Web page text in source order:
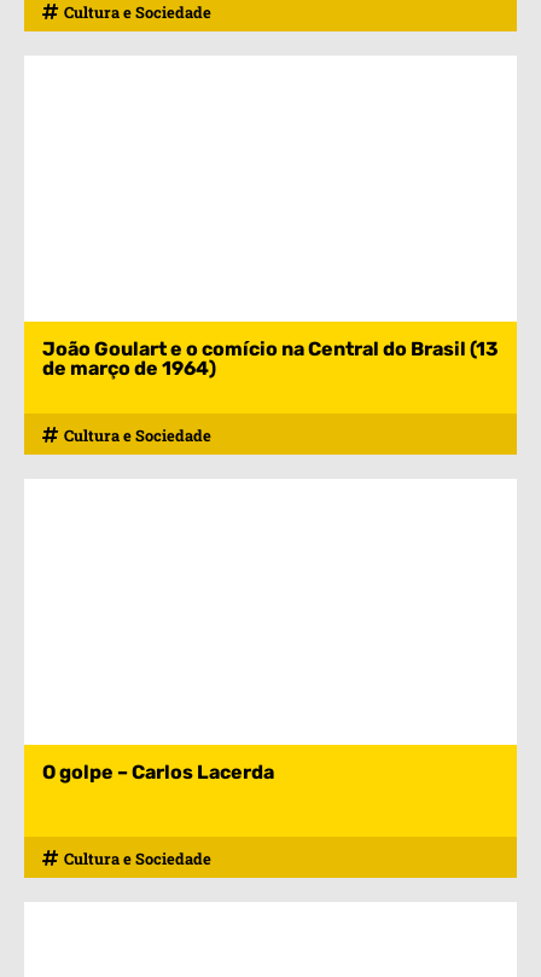
Cultura e Sociedade
João Goulart e o comício na Central do Brasil (13
de março de 1964)
Cultura e Sociedade
O golpe – Carlos Lacerda
Cultura e Sociedade